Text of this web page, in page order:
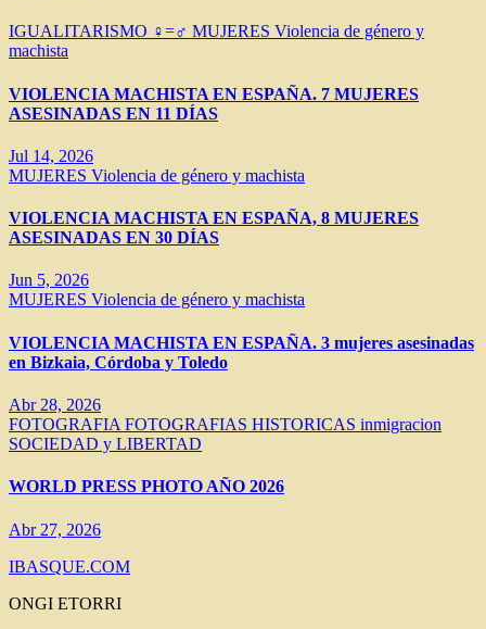
IGUALITARISMO ♀=♂ MUJERES Violencia de género y
machista
VIOLENCIA MACHISTA EN ESPAÑA. 7 MUJERES
ASESINADAS EN 11 DÍAS
Jul 14, 2026
MUJERES Violencia de género y machista
VIOLENCIA MACHISTA EN ESPAÑA, 8 MUJERES
ASESINADAS EN 30 DÍAS
Jun 5, 2026
MUJERES Violencia de género y machista
VIOLENCIA MACHISTA EN ESPAÑA. 3 mujeres asesinadas
en Bizkaia, Córdoba y Toledo
Abr 28, 2026
FOTOGRAFIA FOTOGRAFIAS HISTORICAS inmigracion
SOCIEDAD y LIBERTAD
WORLD PRESS PHOTO AÑO 2026
Abr 27, 2026
IBASQUE.COM
ONGI ETORRI